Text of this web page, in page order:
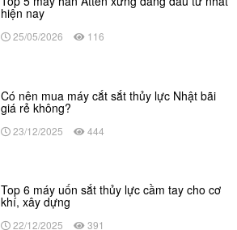
hiện nay
25/05/2026 116
Có nên mua máy cắt sắt thủy lực Nhật bãi
giá rẻ không?
23/12/2025 444
Top 6 máy uốn sắt thủy lực cầm tay cho cơ
khí, xây dựng
22/12/2025 391